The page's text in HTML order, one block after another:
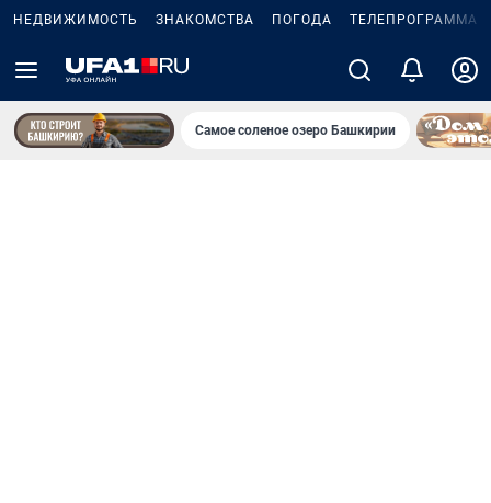
НЕДВИЖИМОСТЬ ЗНАКОМСТВА ПОГОДА ТЕЛЕПРОГРАММА
Самое соленое озеро Башкирии